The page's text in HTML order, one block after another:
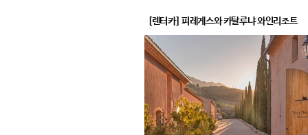
[렌터카] 피레게스와 카탈루냐 와인리조트